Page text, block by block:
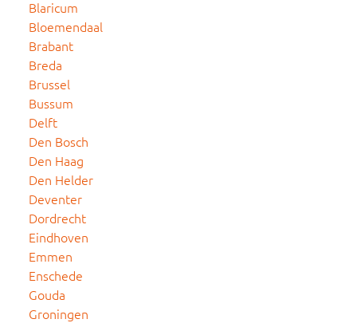
Blaricum
Bloemendaal
Brabant
Breda
Brussel
Bussum
Delft
Den Bosch
Den Haag
Den Helder
Deventer
Dordrecht
Eindhoven
Emmen
Enschede
Gouda
Groningen